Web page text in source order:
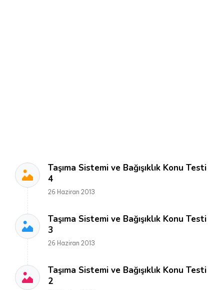
Taşıma Sistemi ve Bağışıklık Konu Testi
4
26 Haziran 2013
Taşıma Sistemi ve Bağışıklık Konu Testi
3
26 Haziran 2013
Taşıma Sistemi ve Bağışıklık Konu Testi
2